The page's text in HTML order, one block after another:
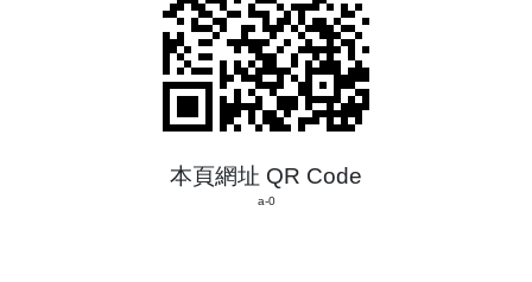
本頁網址 QR Code
a-0